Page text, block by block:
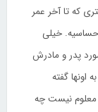
که تا آخر عمر
حساسیه. خیلی
پدر و مادرش
گفته
معلوم نیست چه